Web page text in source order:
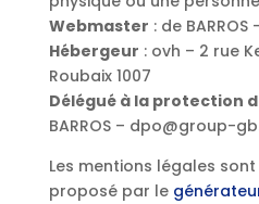
Webmaster : de
Hébergeur : ovh – 2 rue
Roubaix 1007
Délégué à la protection
BARROS – dpo@group-
Les mentions légales
proposé par le